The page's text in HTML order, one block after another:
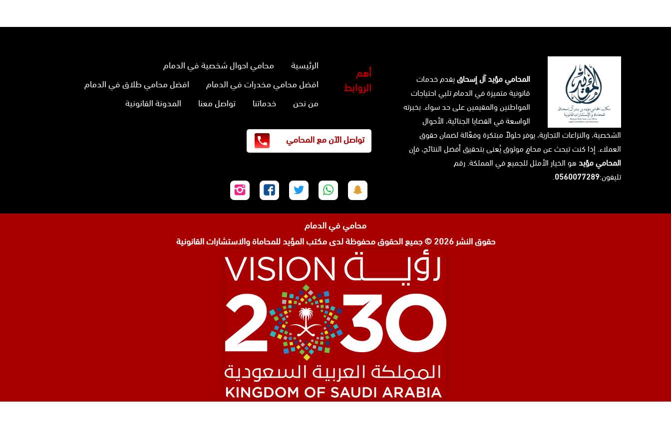
المحامي مؤيد آل إسحاقيقدم خدمات
قانونية متميزة في الدمام تلبي احتياجات
المواطنين والمقيمين على حد سواء. بخبرته
الواسعة في القضايا الجنائية، الأحوال
الشخصية، والنزاعات التجارية، يوفر حلولاً مبتكرة وفعّالة لضمان حقوق
العملاء. إذا كنت تبحث عن محامٍ موثوق يُعنى بتحقيق أفضل النتائج، فإن
المحامي مؤيد هو الخيار الأمثل للجميع في المملكة. رقم
تليفون:0560077289
.
أهم
الروابط
الرئيسية
محامي احوال شخصية في الدمام
افضل محامي مخدرات في الدمام
افضل محامي طلاق في الدمام
من نحن
خدماتنا تواصل معنا المدونة القانونية
تواصل الآن مع المحامي
على
سناب
شات
على
واتساب
على
تويتر
على
فيسبوك
على
إنستجرام
محامي في الدمام
حقوق النشر 2026 © جميع الحقوق محفوظة لدى
مكتب المؤيد للمحاماة والاستشارات القانونية